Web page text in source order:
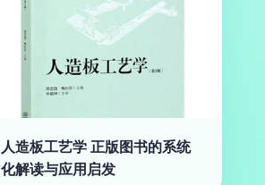
人造板工艺学 正版图书的系统
化解读与应用启发